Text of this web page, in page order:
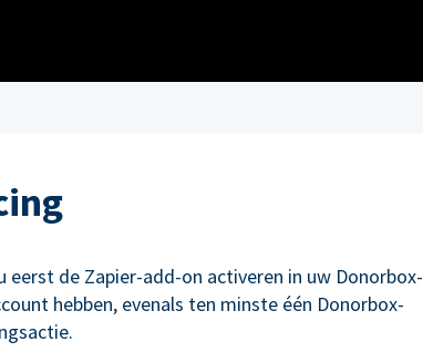
de Zapier-add-on activeren in uw Donorbox-
hebben, evenals ten minste één Donorbox-